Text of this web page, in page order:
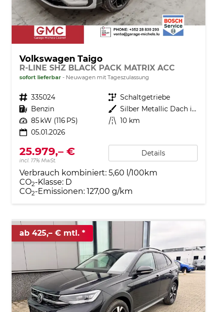
Volkswagen Taigo
R-LINE SHZ BLACK PACK MATRIX ACC
sofort lieferbar Neuwagen mit Tageszulassung
Fahrzeugnr. 335024 Getriebe Schaltgetriebe
Kraftstoff Benzin Außenfarbe
Silber Metallic Dach in Schwarz 8EA1
Leistung 85 kW (116 PS) Kilometerstand 10 km
05.01.2026
25.979,– €
incl. 17% MwSt.
Details
Verbrauch kombiniert: 5,60 l/100km
CO2-Klasse: D
CO2-Emissionen: 127,00 g/km
ab 425,– € mtl.